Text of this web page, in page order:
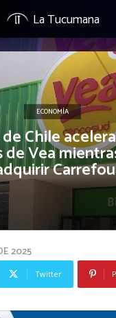
La Tucumana
ECONOMÍA
Chile
Vea
2025
Twitter